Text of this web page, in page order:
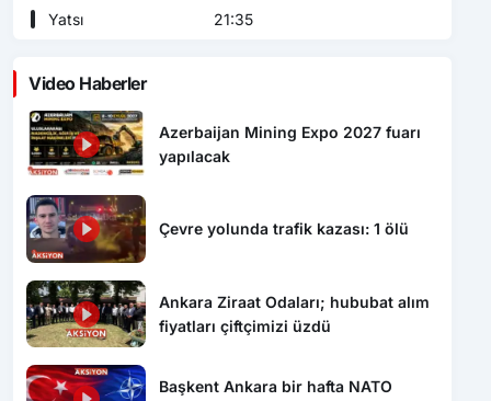
Yatsı 21:35
Video Haberler
Azerbaijan Mining Expo 2027 fuarı
yapılacak
Çevre yolunda trafik kazası: 1 ölü
Ankara Ziraat Odaları; hububat alım
fiyatları çiftçimizi üzdü
Başkent Ankara bir hafta NATO